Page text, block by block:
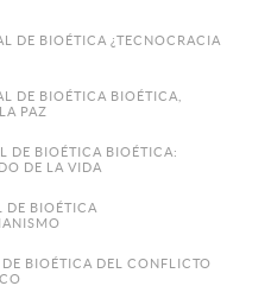
DE BIOÉTICA ¿TECNOCRACIA
DE BIOÉTICA BIOÉTICA,
PAZ
DE BIOÉTICA BIOÉTICA:
DE LA VIDA
DE BIOÉTICA
BIOÉTICA DEL CONFLICTO